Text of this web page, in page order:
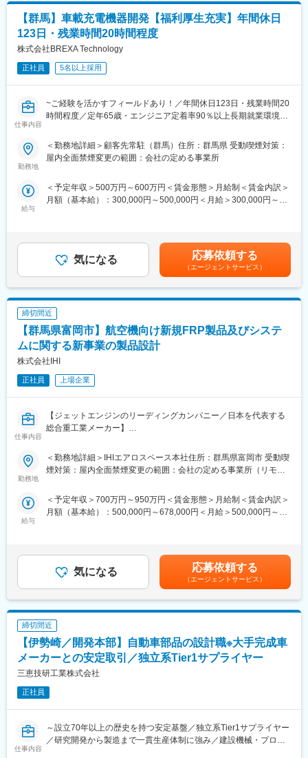
■PJ期間（目安）
基本的には3年毎に設計テーマを策定しており、明確な期間は決ま
っていないものの、10年単位で稼働している方や出戻りでの再ア
サインなどのエンジニアがおります。
平均3～5年程度のメンバーが多く配属されております。
各営業担当はきちんとフォローできる担当人数（20～40名）を担
当します。
ャリアや人生設計の方向性、職場環境の改善等の悩み相談まで話
し合い、技術者の希望に沿う提案をしています。
＜メンター制度＞
異なる派遣先の社員同士がグループを組み、仕事や技術に対する
＜社内交流イベント＞
全社員が一同に集まる年末一泊研修会や事業部でのイベントを行
っております。
また、フットサル、テニス、ゴルフ、ダーツ、野球等の同好会活
動も盛んです。
■充実した研修制度：
入社後の基礎研修の他、機械設計、電気電子回路設計、システム
開発どの分野においてもOJTが可能となる体制、設備を整備して
います。
自己啓発のための通信教育講座も充実しています。受講料は終了
【群馬】車載充電機器開発【福利厚生充実】年間休日
123日・残業時間20時間程度
株式会社BREXA Technology
正社員 5名以上採用
仕事内容
~ご経験を活かすフィールドあり！／年間休日123日・残業時間20
時間程度／定年65歳・エンジニア定着率90％以上長期就業環境あ
基本的には弊社クライアント様先に常駐していただき、業務に従
◎幅広い案件があり、あなたのやりたいを見つけられる
◎有給休暇取得率は80％で働きやすい
そんなあなたにピッタリです。
◆業務内容
（1）車載用充電器のシステム開発
（2）要件抽出～システムアーキ設計
（3）車載用充電器の顧客要求仕様の要件抽出、分析、システムア
ーキテクチャ設計、課題抽出など
【開発環境】
使用言語：C言語
※ご経験スキルに応じて別案件へのご相談も承ります。
■働く環境/当社の特徴：
・キャリアサポート制度充実：社内に専属のカウンセラーがお
り、プロジェクト、働き方など相談できる環境がございます。
てご活躍いただけます。
・手厚い福利厚生：配属先への勤務に伴う引っ越し費用に関して
■福利厚生「SS&CU制度」：
エンジニア（技術社員）を対象に、キャリアチェンジを支援する
制度です。U・Iターンしたい、上流工程へ挑戦したいなど転職に
ともなうリスクを気にすることなく、社内で自分の新しいキャリ
アを形成し、可能性を広げることが可能です。シフトしたことに
よって上がった派遣料金が一定基準を超えた場合、給与に還元し
ております。
変更の範囲：会社の定める業務
勤務地
＜勤務地詳細＞顧客先常駐（群馬）住所：群馬県 受動喫煙対策：
屋内全面禁煙変更の範囲：会社の定める事業所
給与
＜予定年収＞500万円～600万円＜賃金形態＞月給制＜賃金内訳＞
月額（基本給）：300,000円～500,000円＜月給＞300,000円～
の金額であり、選考を通じて上下する可能性があります。月給(月
額)は固定手当を含めた表記です。
気になる 応募依頼する
（エージェントサービス）
締切間近
【群馬県富岡市】航空機向け新規FRP製品及びシステ
ムに関する新事業の製品設計
株式会社IHI
正社員 上場企業
仕事内容
【ジェットエンジンのリーディングカンパニー／日本を代表する
総合重工業メーカー】
ご入社後すぐ、本事業を担当する「（株）IHIエアロスペース」に
出向・勤務いただきます。
応用した機械部品・システム設計／開発、およびプロジェクトマ
ネジメント業務があります。応募者にはFRPなどの複合材料に関
航空工学の知見がある方は歓迎されます。
■業務内容：
当社が新たに取り組む航空機向けの新規FRP製品の設計開発業務
■役割：
・開発した材料を応用した機械部品・システム設計／開発、およ
びプロジェクトマネジメント業務
■身につけられるスキル
・海外のお客様との共同開発など、グローバルな業務経験・スキ
ルが得られます。
■アピールポイント：
・カーボンニュートラル社会の実現に向けて加速する航空機の高
勤務地
＜勤務地詳細＞IHIエアロスペース本社住所：群馬県富岡市 受動喫
煙対策：屋内全面禁煙変更の範囲：会社の定める事業所（リモー
給与
＜予定年収＞700万円～950万円＜賃金形態＞月給制＜賃金内訳＞
月額（基本給）：500,000円～678,000円＜月給＞500,000円～
あり、選考を通じて上下する可能性があります。月給(月額)は固定
手当を含めた表記です。
気になる 応募依頼する
（エージェントサービス）
締切間近
【伊勢崎／開発本部】自動車部品の設計職※大手完成車
メーカーとの安定取引／独立系Tier1サプライヤー
三恵技研工業株式会社
正社員
仕事内容
～設立70年以上の歴史を持つ安定基盤／独立系Tier1サプライヤー
／研究開発から製造まで一貫生産体制に強み／建設機械・プロ用